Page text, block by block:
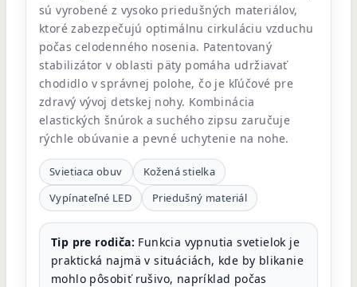
sú vyrobené z vysoko priedušných materiálov,
ktoré zabezpečujú optimálnu cirkuláciu vzduchu
počas celodenného nosenia. Patentovaný
stabilizátor v oblasti päty pomáha udržiavať
chodidlo v správnej polohe, čo je kľúčové pre
zdravý vývoj detskej nohy. Kombinácia
elastických šnúrok a suchého zipsu zaručuje
rýchle obúvanie a pevné uchytenie na nohe.
Svietiaca obuv
Kožená stielka
Vypínateľné LED
Priedušný materiál
Tip pre rodiča: Funkcia vypnutia svetielok je
praktická najmä v situáciách, kde by blikanie
mohlo pôsobiť rušivo, napríklad počas